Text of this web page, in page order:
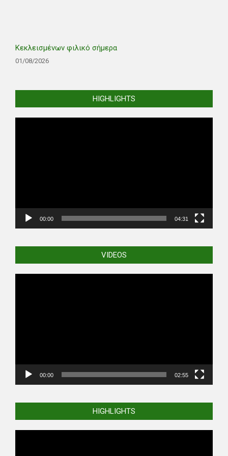
Κεκλεισμένων φιλικό σήμερα
01/08/2026
HIGHLIGHTS
00:00 04:31
VIDEOS
00:00 02:55
HIGHLIGHTS